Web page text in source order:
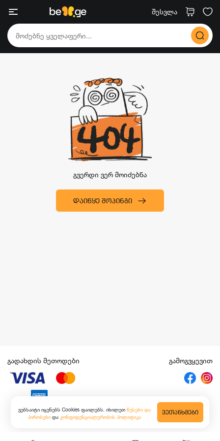
შესვლა
გვერდი ვერ მოიძებნა
ᲓᲐᲘᲬᲧᲔ ᲨᲝᲞᲘᲜᲒᲘ
ვებსაიტი იყენებს Cookies ფაილებს. იხილეთ წესები და
პირობები და კონფიდენციალურობის პოლიტიკა
ᲕᲔᲗᲐᲜᲮᲛᲔᲑᲘ
გადახდის მეთოდები გამოგვყევით